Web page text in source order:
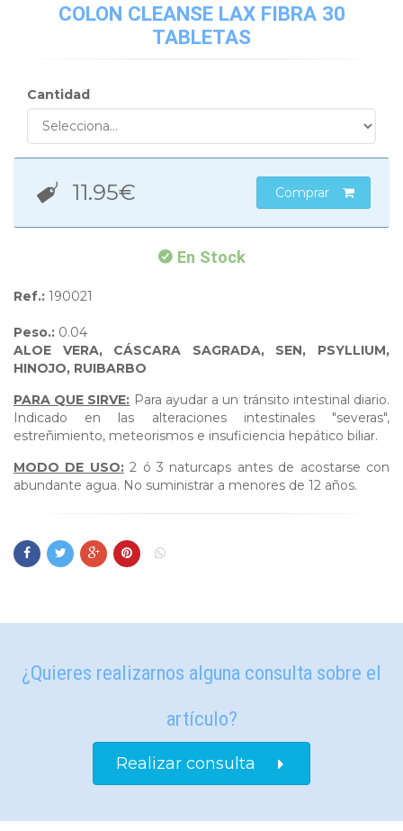
COLON CLEANSE LAX FIBRA 30
TABLETAS
Cantidad
11.95€ Comprar
En Stock
Ref.: 190021
Peso.: 0.04
ALOE VERA, CÁSCARA SAGRADA, SEN, PSYLLIUM,
HINOJO, RUIBARBO
PARA QUE SIRVE: Para ayudar a un tránsito intestinal diario.
Indicado en las alteraciones intestinales "severas",
estreñimiento, meteorismos e insuficiencia hepático biliar.
MODO DE USO:2 ó 3 naturcaps antes de acostarse con
abundante agua. No suministrar a menores de 12 años.
¿Quieres realizarnos alguna consulta sobre el
artículo?
Realizar consulta